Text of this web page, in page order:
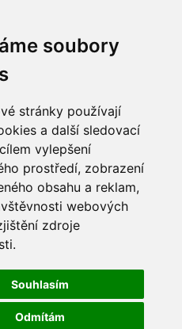
soubory
stránky používají
a další sledovací
vylepšení
prostředí, zobrazení
obsahu a reklam,
webových
zdroje
Souhlasím
Odmítám
Terapeutů spolek
1534
Poruba
Bobath Terapeutů